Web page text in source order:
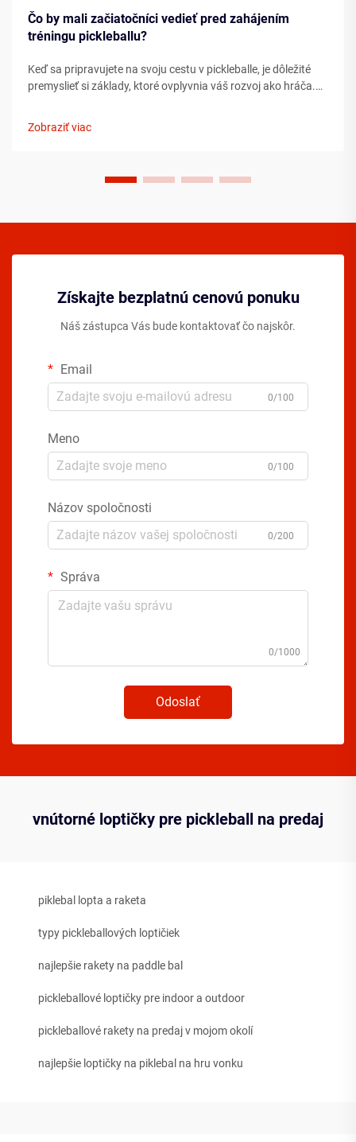
Čo by mali začiatočníci vedieť pred zahájením
tréningu pickleballu?
Keď sa pripravujete na svoju cestu v pickleballe, je dôležité
premyslieť si základy, ktoré ovplyvnia váš rozvoj ako hráča.
Zobraziť viac
Získajte bezplatnú cenovú ponuku
Náš zástupca Vás bude kontaktovať čo najskôr.
Email
0/100
Meno
0/100
Názov spoločnosti
0/200
Správa
0/1000
Odoslať
vnútorné loptičky pre pickleball na predaj
piklebal lopta a raketa
typy pickleballových loptičiek
najlepšie rakety na paddle bal
pickleballové loptičky pre indoor a outdoor
pickleballové rakety na predaj v mojom okolí
najlepšie loptičky na piklebal na hru vonku